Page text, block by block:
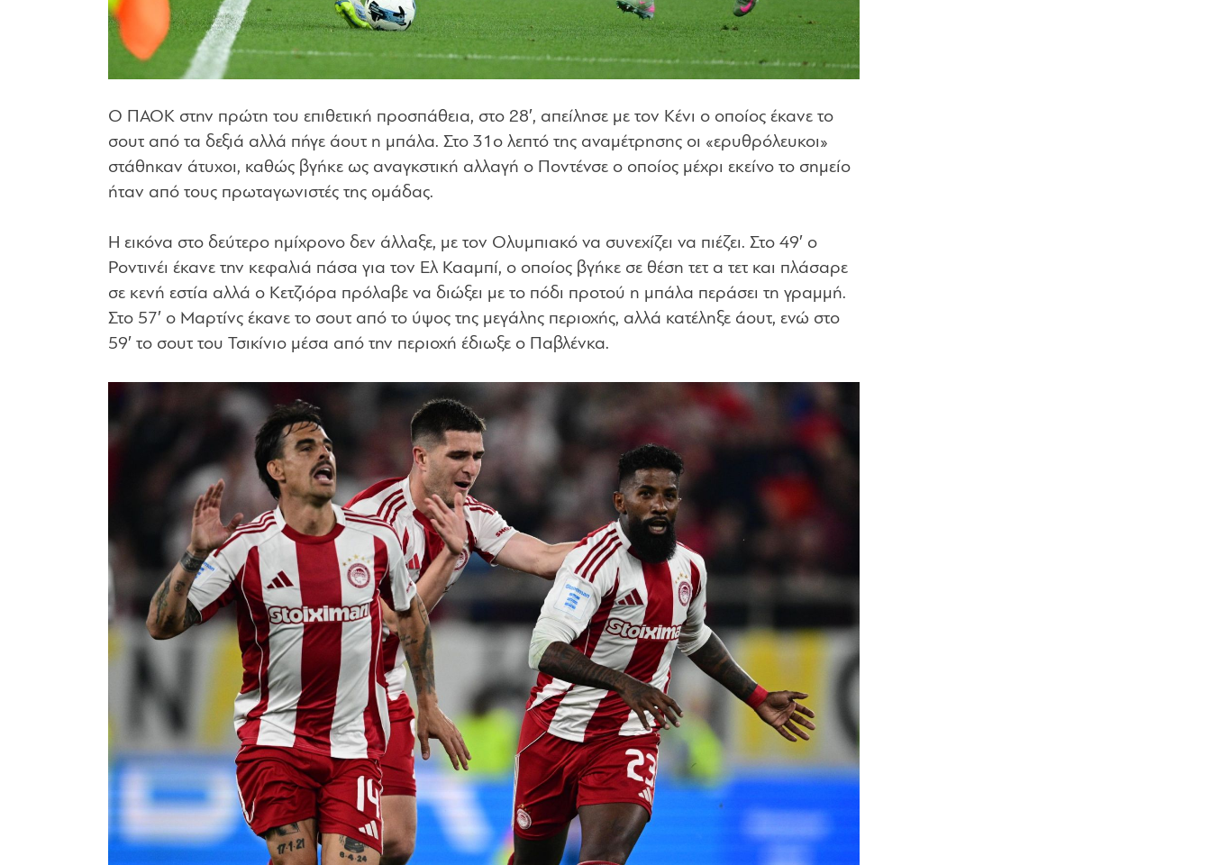
Ο ΠΑΟΚ στην πρώτη του επιθετική προσπάθεια, στο 28′, απείλησε με τον Κένι ο οποίος έκανε το
σουτ από τα δεξιά αλλά πήγε άουτ η μπάλα. Στο 31ο λεπτό της αναμέτρησης οι «ερυθρόλευκοι»
στάθηκαν άτυχοι, καθώς βγήκε ως αναγκστική αλλαγή ο Ποντένσε ο οποίος μέχρι εκείνο το σημείο
ήταν από τους πρωταγωνιστές της ομάδας.
Η εικόνα στο δεύτερο ημίχρονο δεν άλλαξε, με τον Ολυμπιακό να συνεχίζει να πιέζει. Στο 49′ ο
Ροντινέι έκανε την κεφαλιά πάσα για τον Ελ Κααμπί, ο οποίος βγήκε σε θέση τετ α τετ και πλάσαρε
σε κενή εστία αλλά ο Κετζιόρα πρόλαβε να διώξει με το πόδι προτού η μπάλα περάσει τη γραμμή.
Στο 57′ ο Μαρτίνς έκανε το σουτ από το ύψος της μεγάλης περιοχής, αλλά κατέληξε άουτ, ενώ στο
59′ το σουτ του Τσικίνιο μέσα από την περιοχή έδιωξε ο Παβλένκα.